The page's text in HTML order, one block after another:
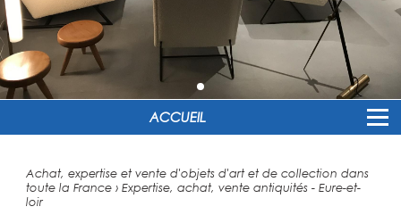
ACCUEIL
Achat, expertise et vente d'objets d'art et de collection dans
toute la France› Expertise, achat, vente antiquités - Eure-et-
loir